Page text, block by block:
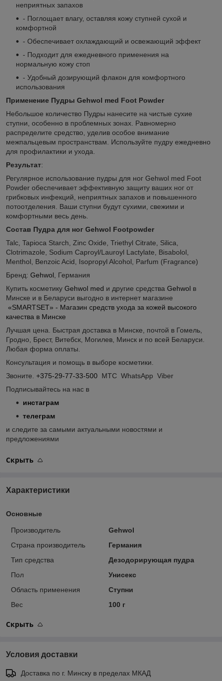
неприятных запахов
- Поглощает влагу, оставляя кожу ступней сухой и
комфортной
- Обеспечивает охлаждающий и освежающий эффект
- Подходит для ежедневного применения на
нормальную кожу стоп
- Удобный дозирующий флакон для комфортного
использования
Применение Пудры Gehwol med Foot Powder
Небольшое количество Пудры нанесите на чистые сухие
ступни, особенно в проблемных зонах. Равномерно
распределите средство, уделив особое внимание
межпальцевым пространствам. Используйте пудру ежедневно
для профилактики и ухода.
Результат:
Регулярное использование пудры для ног Gehwol med Foot
Powder обеспечивает эффективную защиту ваших ног от
грибковых инфекций, неприятных запахов и повышенного
потоотделения. Ваши ступни будут сухими, свежими и
комфортными весь день.
Состав Пудра для ног Gehwol Footpowder
Talc, Tapioca Starch, Zinc Oxide, Triethyl Citrate, Silica,
Clotrimazole, Sodium Caproyl/Lauroyl Lactylate, Bisabolol,
Menthol, Benzoic Acid, Isopropyl Alcohol, Parfum (Fragrance)
Бренд: Gehwol , Германия
Купить косметику Gehwol med и другие средства Gehwol в
Минске и в Беларуси выгодно в интернет магазине
«SMARTSET» - Магазин средств ухода за кожей высокого
качества в Минске
Лучшая цена. Быстрая доставка в Минске, почтой в Гомель,
Гродно, Брест, Витебск, Могилев, Минск и по всей Беларуси.
Любая форма оплаты.
Консультация и помощь в выборе косметики.
Звоните. +375-29-77-33-500 МТС WhatsApp Viber
Подписывайтесь на нас в
инстаграм
телеграм
и следите за самыми актуальными новостями и
предложениями
Скрыть
Характеристики
Основные
Производитель
Gehwol
Страна производитель
Германия
Тип средства
Дезодорирующая пудра
Пол
Унисекс
Область применения
Ступни
Вес
100 г
Скрыть
Условия доставки
Доставка по г. Минску в пределах МКАД